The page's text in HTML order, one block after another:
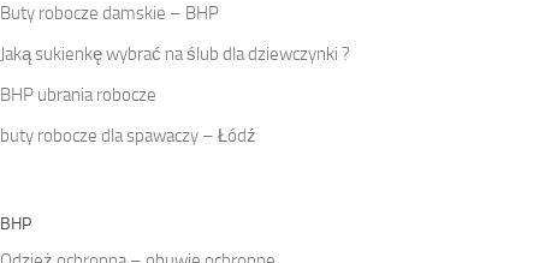
Buty robocze damskie – BHP
Jaką sukienkę wybrać na ślub dla dziewczynki ?
BHP ubrania robocze
buty robocze dla spawaczy – Łódź
BHP